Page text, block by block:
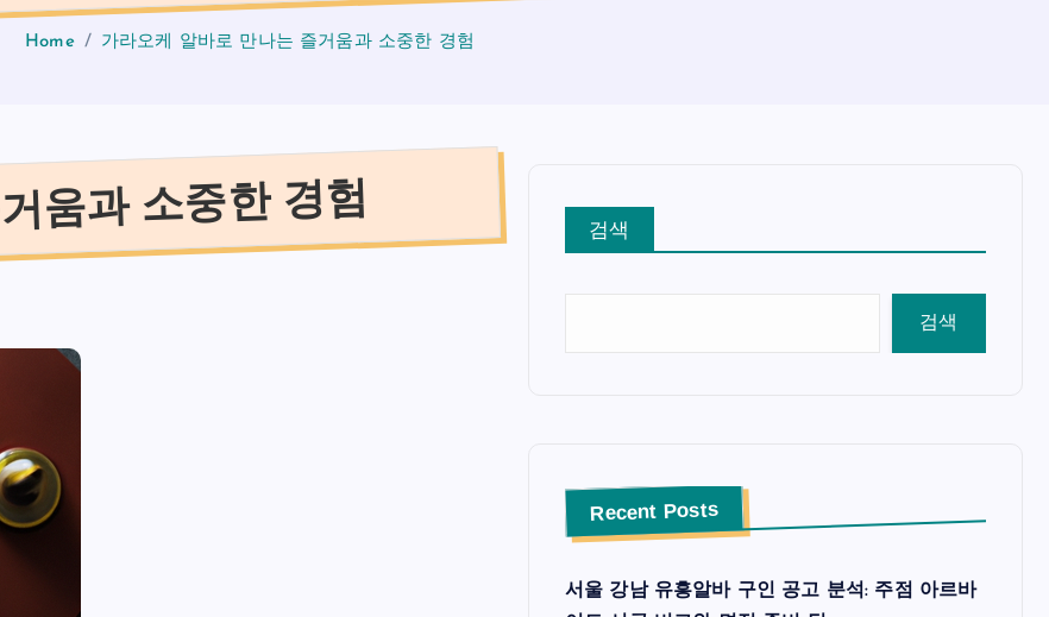
Home 가라오케 알바로 만나는 즐거움과 소중한 경험
움과 소중한 경험 검색
검색
Recent Posts
서울 강남 유흥알바 구인 공고 분석: 주점 아르바